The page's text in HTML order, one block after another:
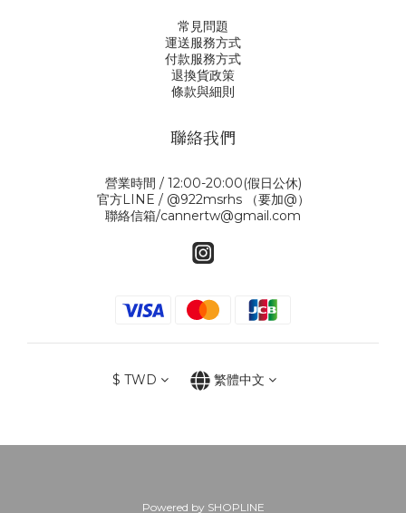
常見問題
運送服務方式
付款服務方式
退換貨政策
條款與細則
聯絡我們
營業時間 / 12:00-20:00(假日公休)
官方LINE / @922msrhs （要加@）
聯絡信箱/cannertw@gmail.com
$ TWD 繁體中文
Powered by SHOPLINE